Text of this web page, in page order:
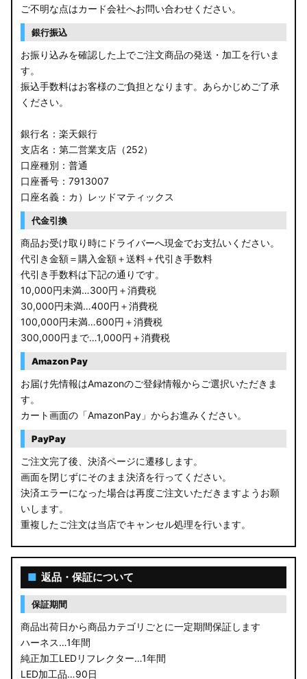
ご不明な点はカード会社へお問い合わせください。
銀行振込
お振り込みを確認した上でご注文商品の発送・加工を行いま
す。
振込手数料はお客様のご負担となります。あらかじめご了承
ください。
銀行名：楽天銀行
支店名：第二営業支店（252）
口座種別：普通
口座番号：7913007
口座名義：カ）レッドマティックス
代金引換
商品お受け取り時にドライバーへ現金でお支払いください。
代引き金額＝購入金額＋送料＋代引き手数料
代引き手数料は下記の通りです。
10,000円未満…300円＋消費税
30,000円未満…400円＋消費税
100,000円未満…600円＋消費税
300,000円まで…1,000円＋消費税
Amazon Pay
お届け先情報はAmazonのご登録情報からご選択いただきま
す。
カート画面の「AmazonPay」からお進みください。
PayPay
ご注文完了後、決済ページに遷移します。
画面を閉じずにそのまま決済を行ってください。
決済エラーになった場合は再度ご注文いただきますようお願
いします。
重複したご注文は当店でキャンセル処理を行います。
■ 返品・保証について
保証期間
商品出荷日から商品カテゴリごとに一定期間保証します
ハーネス…1年間
純正加工LEDリフレクター…1年間
LED加工品…90日